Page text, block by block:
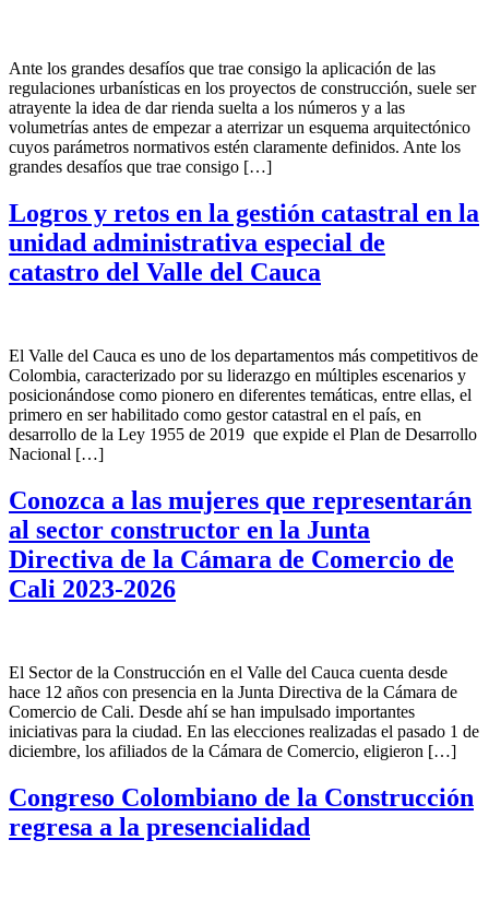
Ante los grandes desafíos que trae consigo la aplicación de las
regulaciones urbanísticas en los proyectos de construcción, suele ser
atrayente la idea de dar rienda suelta a los números y a las
volumetrías antes de empezar a aterrizar un esquema arquitectónico
cuyos parámetros normativos estén claramente definidos. Ante los
grandes desafíos que trae consigo […]
Logros y retos en la gestión catastral en la
unidad administrativa especial de
catastro del Valle del Cauca
El Valle del Cauca es uno de los departamentos más competitivos de
Colombia, caracterizado por su liderazgo en múltiples escenarios y
posicionándose como pionero en diferentes temáticas, entre ellas, el
primero en ser habilitado como gestor catastral en el país, en
desarrollo de la Ley 1955 de 2019 que expide el Plan de Desarrollo
Nacional […]
Conozca a las mujeres que representarán
al sector constructor en la Junta
Directiva de la Cámara de Comercio de
Cali 2023-2026
El Sector de la Construcción en el Valle del Cauca cuenta desde
hace 12 años con presencia en la Junta Directiva de la Cámara de
Comercio de Cali. Desde ahí se han impulsado importantes
iniciativas para la ciudad. En las elecciones realizadas el pasado 1 de
diciembre, los afiliados de la Cámara de Comercio, eligieron […]
Congreso Colombiano de la Construcción
regresa a la presencialidad